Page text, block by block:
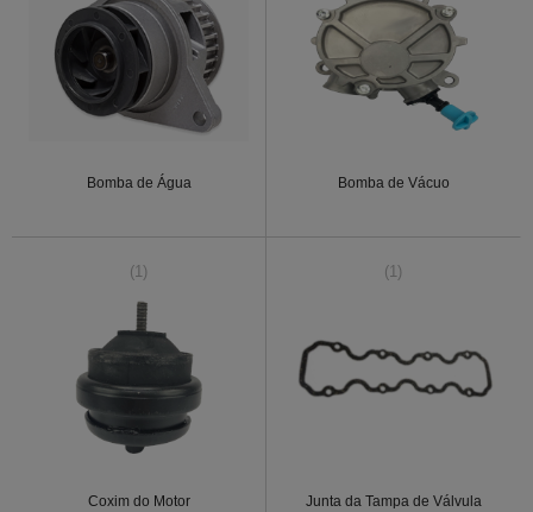
Bomba de Água Bomba de Vácuo
(1)
Coxim do Motor
(1)
Junta da Tampa de Válvula